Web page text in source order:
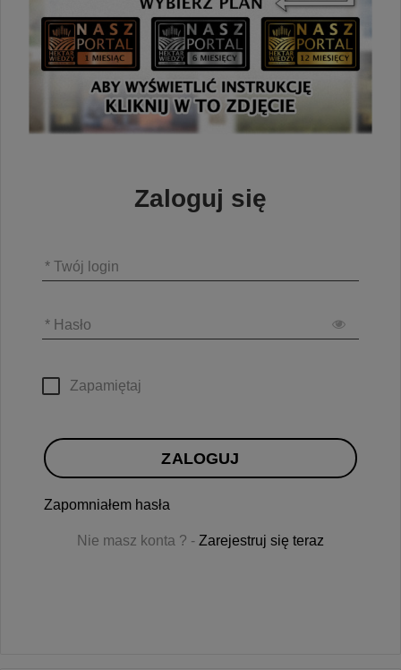
Zaloguj się
* Twój login
* Hasło
Zapamiętaj
ZALOGUJ
Zapomniałem hasła
Nie masz konta ? - Zarejestruj się teraz